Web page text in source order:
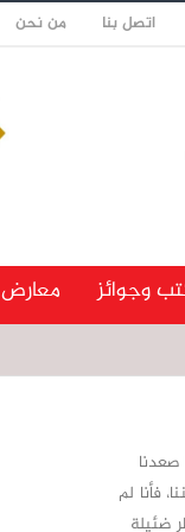
اتصل بنا من نحن
وجوائز معارض
صعدنا
فأنا لم
ضئيلة